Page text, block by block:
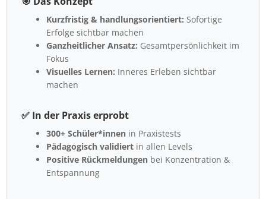
Kurzfristig & handlungsorientiert: Sofortige
Erfolge sichtbar machen
Ganzheitlicher Ansatz: Gesamtpersönlichkeit im
Fokus
Visuelles Lernen: Inneres Erleben sichtbar
machen
✅ In der Praxis erprobt
300+ Schüler*innen in Praxistests
Pädagogisch validiert in allen Levels
Positive Rückmeldungen bei Konzentration &
Entspannung